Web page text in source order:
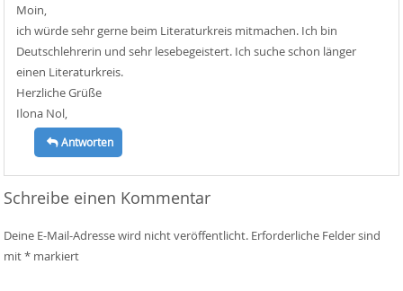
Moin,
ich würde sehr gerne beim Literaturkreis mitmachen. Ich bin
Deutschlehrerin und sehr lesebegeistert. Ich suche schon länger
einen Literaturkreis.
Herzliche Grüße
Ilona Nol,
Antworten
Schreibe einen Kommentar
Deine E-Mail-Adresse wird nicht veröffentlicht. Erforderliche Felder sind
mit* markiert